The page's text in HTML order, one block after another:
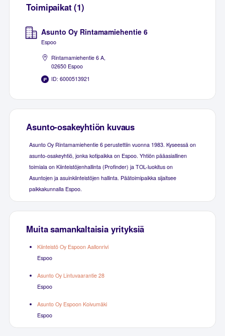
Toimipaikat (1)
Asunto Oy Rintamamiehentie 6
Espoo
Rintamamiehentie 6 A,
02650 Espoo
ID: 6000513921
Asunto-osakeyhtiön kuvaus
Asunto Oy Rintamamiehentie 6 perustettiin vuonna 1983. Kyseessä on
asunto-osakeyhtiö, jonka kotipaikka on Espoo. Yhtiön pääasiallinen
toimiala on Kiinteistöjenhallinta (Profinder) ja TOL-luokitus on
Asuntojen ja asuinkiinteistöjen hallinta. Päätoimipaikka sijaitsee
paikkakunnalla Espoo.
Muita samankaltaisia yrityksiä
Kiinteistö Oy Espoon Aallonrivi
Espoo
Asunto Oy Lintuvaarantie 28
Espoo
Asunto Oy Espoon Koivumäki
Espoo